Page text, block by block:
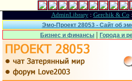
AdminLibrary: Gerchik & Co :
Эмо-Проект 28053 - Сайт об
Бизнес и финансы | Города и